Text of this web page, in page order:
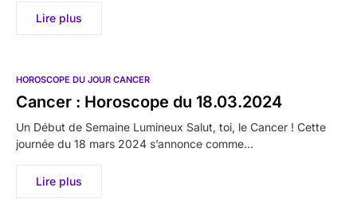
Lire plus
HOROSCOPE DU JOUR CANCER
Cancer : Horoscope du 18.03.2024
Un Début de Semaine Lumineux Salut, toi, le Cancer ! Cette
journée du 18 mars 2024 s’annonce comme…
Lire plus